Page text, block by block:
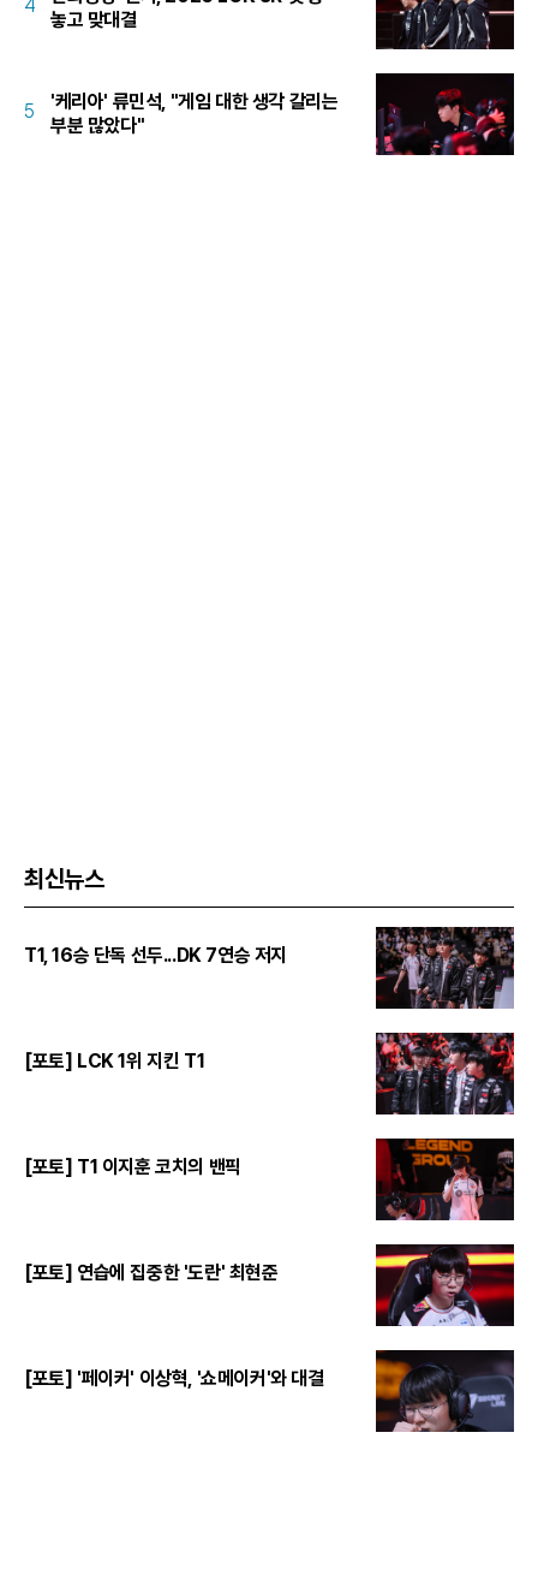
4
놓고 맞대결
5
'케리아' 류민석, "게임 대한 생각 갈리는
부분 많았다"
최신뉴스
T1, 16승 단독 선두...DK 7연승 저지
[포토] LCK 1위 지킨 T1
[포토] T1 이지훈 코치의 밴픽
[포토] 연습에 집중한 '도란' 최현준
[포토] '페이커' 이상혁, '쇼메이커'와 대결